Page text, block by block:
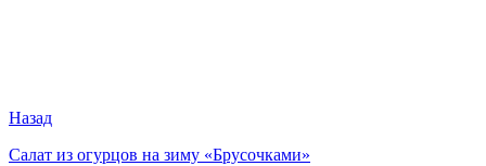
Назад
Салат из огурцов на зиму «Брусочками»